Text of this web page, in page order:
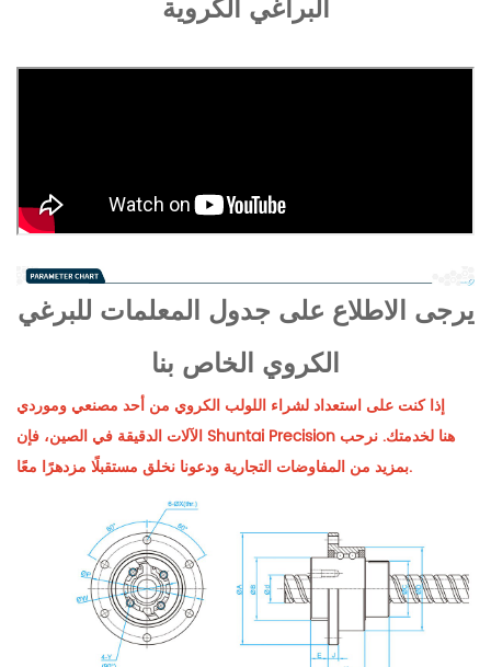
البراغي الكروية
يرجى الاطلاع على جدول المعلمات للبرغي
الكروي الخاص بنا
إذا كنت على استعداد لشراء اللولب الكروي من أحد مصنعي وموردي
الآلات الدقيقة في الصين، فإن Shuntai Precision هنا لخدمتك. نرحب
بمزيد من المفاوضات التجارية ودعونا نخلق مستقبلًا مزدهرًا معًا.